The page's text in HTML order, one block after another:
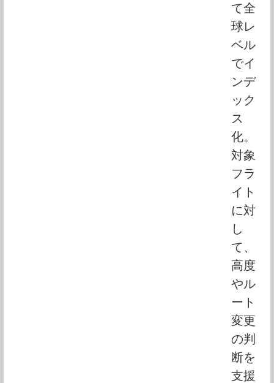
て全
球レ
ベル
でイ
ンデ
ック
ス
化。
対象
フラ
イト
に対
し
て、
高度
やル
ート
変更
の判
断を
支援